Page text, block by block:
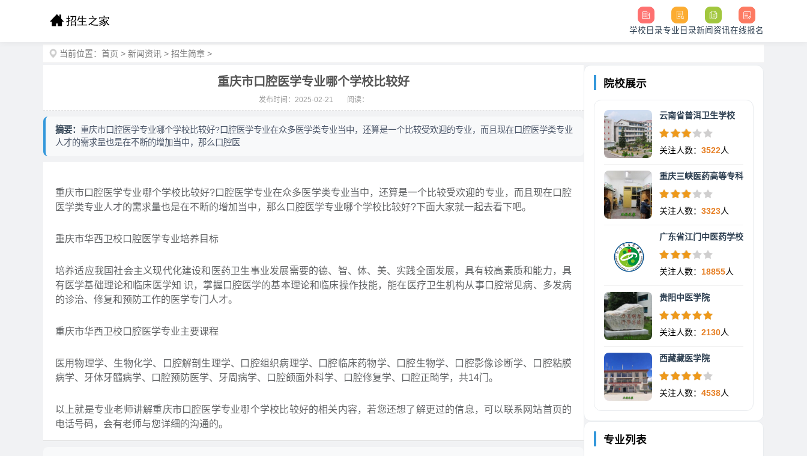
学校目录专业目录新闻资讯在线报名
当前位置： 首页 > 新闻资讯 > 招生简章 >
重庆市口腔医学专业哪个学校比较好
发布时间：2025-02-21 阅读：
摘要： 重庆市口腔医学专业哪个学校比较好?口腔医学专业在众多医学类专业当中，还算是一个比较受欢迎的专业，而且现在口腔医学类专业
人才的需求量也是在不断的增加当中，那么口腔医
重庆市口腔医学专业哪个学校比较好?口腔医学专业在众多医学类专业当中，还算是一个比较受欢迎的专业，而且现在口腔
医学类专业人才的需求量也是在不断的增加当中，那么口腔医学专业哪个学校比较好?下面大家就一起去看下吧。
重庆市华西卫校口腔医学专业培养目标
培养适应我国社会主义现代化建设和医药卫生事业发展需要的德、智、体、美、实践全面发展，具有较高素质和能力，具
有医学基础理论和临床医学知 识，掌握口腔医学的基本理论和临床操作技能，能在医疗卫生机构从事口腔常见病、多发病
的诊治、修复和预防工作的医学专门人才。
重庆市华西卫校口腔医学专业主要课程
医用物理学、生物化学、口腔解剖生理学、口腔组织病理学、口腔临床药物学、口腔生物学、口腔影像诊断学、口腔粘膜
病学、牙体牙髓病学、口腔预防医学、牙周病学、口腔颌面外科学、口腔修复学、口腔正畸学，共14门。
以上就是专业老师讲解重庆市口腔医学专业哪个学校比较好的相关内容，若您还想了解更过的信息，可以联系网站首页的
电话号码，会有老师与您详细的沟通的。
院校展示
云南省普洱卫生学校
关注人数： 3522人
重庆三峡医药高等专科
关注人数： 3323人
广东省江门中医药学校
关注人数： 18855人
贵阳中医学院
关注人数： 2130人
西藏藏医学院
关注人数： 4538人
专业列表